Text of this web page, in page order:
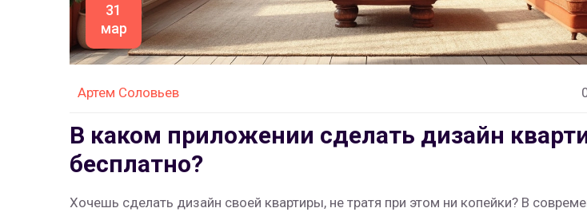
31
мар
Артем Соловьев
В каком приложении сделать дизайн
бесплатно?
Хочешь сделать дизайн своей квартиры, не тратя при этом ни копейки? В